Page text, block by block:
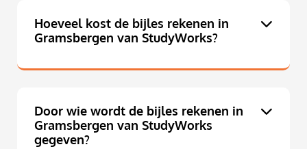
Hoeveel kost de bijles rekenen in
Gramsbergen van StudyWorks?
Door wie wordt de bijles rekenen in
Gramsbergen van StudyWorks
gegeven?